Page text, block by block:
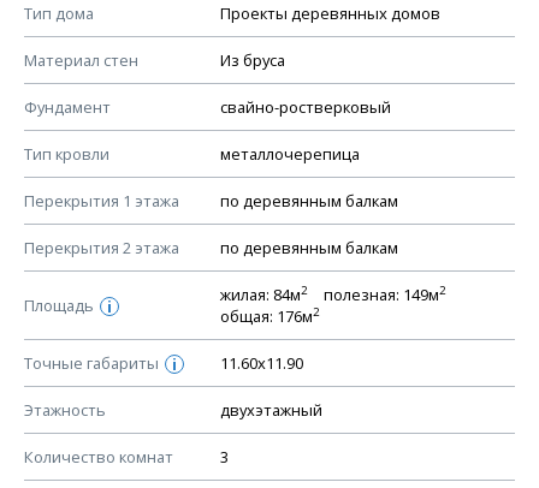
Тип дома Проекты деревянных домов
Материал стен Из бруса
Фундамент свайно-ростверковый
Тип кровли металлочерепица
Перекрытия 1 этажа по деревянным балкам
Перекрытия 2 этажа по деревянным балкам
Площадь i
жилая: 84м2 полезная: 149м2
общая: 176м2
Точные габариты i 11.60х11.90
Этажность двухэтажный
Количество комнат 3
Смотрите советы по выбору материала в нашем
КОНСТРУКТИВНЫЕ РЕШЕНИЯ (КР)
Ведомость рабочих чертежей основного комплекта КР
План фундамента
Устройство фундамента, спецификация материалов
Планы перекрытий этажей, спецификация элементов
Устройство перекрытий
Устройство стен
Спецификация материалов стен
Схема расположения лаг чердака (если есть)
Схема расположения элементов стропил
Спецификация элементов стропил
Устройство стропильной системы